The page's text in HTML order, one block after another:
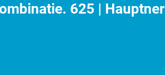
625 | Hauptner